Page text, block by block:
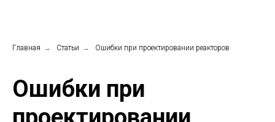
Главная → Статьи → Ошибки при проектировании реакторов
Ошибки при